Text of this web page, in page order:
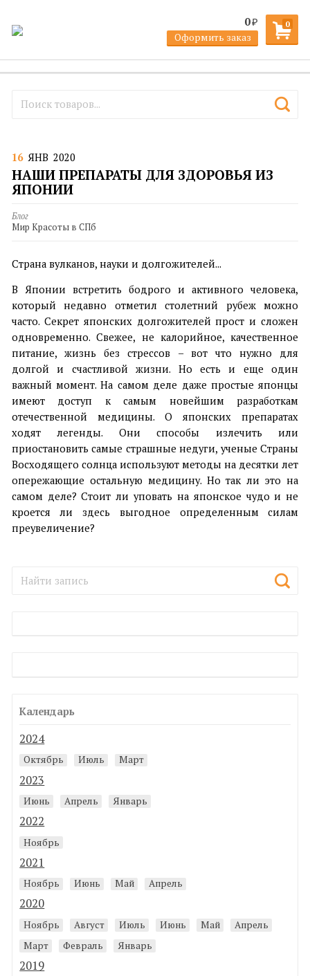
0
0₽
Оформить заказ
16 ЯНВ 2020
НАШИ ПРЕПАРАТЫ ДЛЯ ЗДОРОВЬЯ ИЗ
ЯПОНИИ
Блог
Мир Красоты в СПб
Страна вулканов, науки и долгожителей...
В Японии встретить бодрого и активного человека,
который недавно отметил столетний рубеж можно
часто. Секрет японских долгожителей прост и сложен
одновременно. Свежее, не калорийное, качественное
питание, жизнь без стрессов – вот что нужно для
долгой и счастливой жизни. Но есть и еще один
важный момент. На самом деле даже простые японцы
имеют доступ к самым новейшим разработкам
отечественной медицины. О японских препаратах
ходят легенды. Они способы излечить или
приостановить самые страшные недуги, ученые Страны
Восходящего солнца используют методы на десятки лет
опережающие остальную медицину. Но так ли это на
самом деле? Стоит ли уповать на японское чудо и не
кроется ли здесь выгодное определенным силам
преувеличение?
Календарь
2024
Октябрь Июль Март
2023
Июнь Апрель Январь
2022
Ноябрь
2021
Ноябрь Июнь Май Апрель
2020
Ноябрь Август Июль Июнь Май
Апрель
Март
Февраль Январь
2019